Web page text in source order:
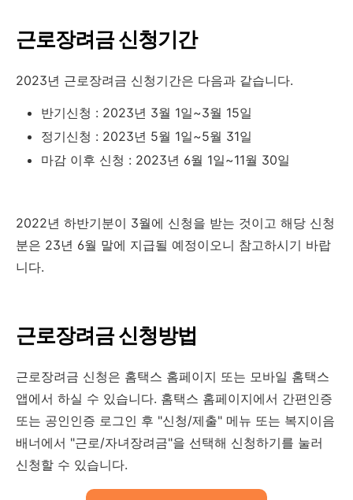
근로장려금 신청기간
2023년 근로장려금 신청기간은 다음과 같습니다.
반기신청 : 2023년 3월 1일~3월 15일
정기신청 : 2023년 5월 1일~5월 31일
마감 이후 신청 : 2023년 6월 1일~11월 30일
2022년 하반기분이 3월에 신청을 받는 것이고 해당 신청
분은 23년 6월 말에 지급될 예정이오니 참고하시기 바랍
니다.
근로장려금 신청방법
근로장려금 신청은 홈택스 홈페이지 또는 모바일 홈택스
앱에서 하실 수 있습니다. 홈택스 홈페이지에서 간편인증
또는 공인인증 로그인 후 "신청/제출" 메뉴 또는 복지이음
배너에서 "근로/자녀장려금"을 선택해 신청하기를 눌러
신청할 수 있습니다.